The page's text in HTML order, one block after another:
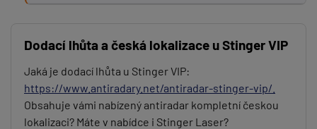
Dodací lhůta a česká lokalizace u Stinger VIP
Jaká je dodací lhůta u Stinger VIP:
https://www.antiradary.net/antiradar-stinger-vip/.
Obsahuje vámi nabízený antiradar kompletní českou
lokalizaci? Máte v nabídce i Stinger Laser?